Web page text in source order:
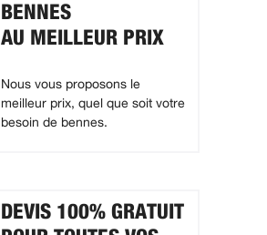
BENNES
AU MEILLEUR PRIX
Nous vous proposons le
meilleur prix, quel que soit votre
besoin de bennes.
DEVIS 100% GRATUIT